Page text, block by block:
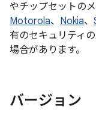
やチップセットの
Motorola、 Nokia、
有のセキュリティ
場合があります。
バージョン